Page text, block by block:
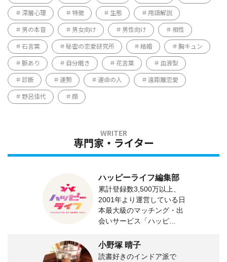
深層心理 特徴 生態 用語解説
男の本音 男女向け 男性向け 相性
石言葉 秘密の恋愛研究所 結婚 胸キュン
脈あり 自分磨き 花言葉 血液型
診断 運勢 運命の人 遠距離恋愛
野呂佳代 顔
専門家・ライター
ハッピーライフ編集部
累計登録数3,500万以上、
2001年より運営している日
本最大級のマッチング・出
会いサービス「ハッピ...
小野塚 晴子
読書好きのインドア派で